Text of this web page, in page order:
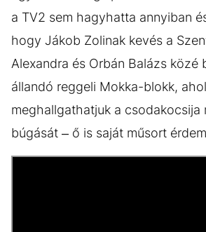
a TV2 sem hagyhatta annyiban
hogy Jákob Zolinak kevés a
Alexandra és Orbán Balázs közé
állandó reggeli Mokka-blokk, ahol
meghallgathatjuk a csodakocsija
búgását – ő is saját műsort